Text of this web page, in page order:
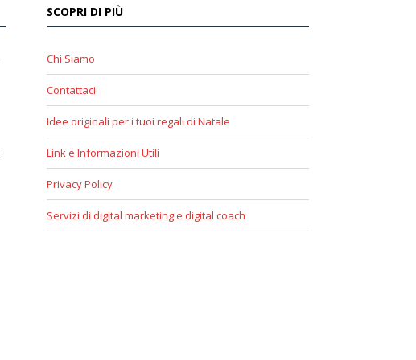
SCOPRI DI PIÙ
Chi Siamo
Contattaci
Idee originali per i tuoi regali di Natale
Link e Informazioni Utili
Privacy Policy
Servizi di digital marketing e digital coach